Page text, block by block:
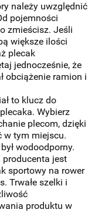
należy uwzględnić
pojemności
zmieścisz. Jeśli
większe ilości
plecak
jednocześnie, że
obciążenie ramion i
to klucz do
Wybierz
plecom, dzięki
w tym miejscu.
wodoodporny.
producenta jest
sportowy na rower
Trwałe szelki i
produktu w